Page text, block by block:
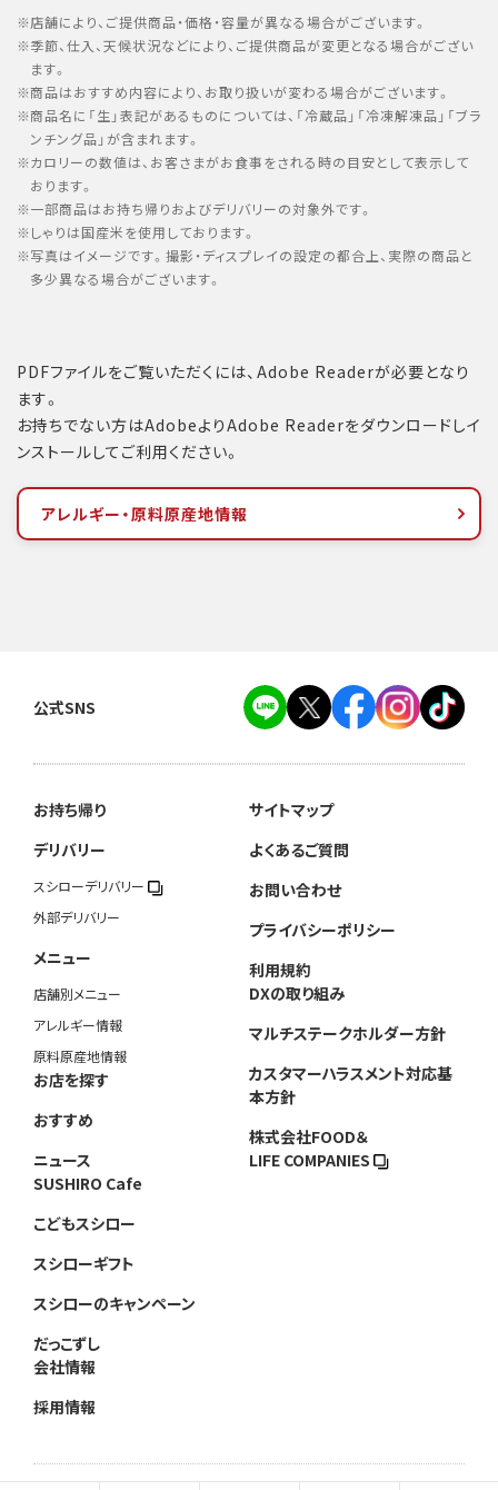
店舗により、ご提供商品・価格・容量が異なる場合がございます。
季節、仕入、天候状況などにより、ご提供商品が変更となる場合がござい
ます。
商品はおすすめ内容により、お取り扱いが変わる場合がございます。
商品名に「生」表記があるものについては、「冷蔵品」「冷凍解凍品」「ブラ
ンチング品」が含まれます。
カロリーの数値は、お客さまがお食事をされる時の目安として表示して
おります。
一部商品はお持ち帰りおよびデリバリーの対象外です。
しゃりは国産米を使用しております。
写真はイメージです。撮影・ディスプレイの設定の都合上、実際の商品と
多少異なる場合がございます。
PDFファイルをご覧いただくには、Adobe Readerが必要となり
ます。
お持ちでない方はAdobeよりAdobe Readerをダウンロードしイ
ンストールしてご利用ください。
アレルギー・原料原産地情報
公式SNS
お持ち帰り
デリバリー
スシローデリバリー
外部デリバリー
メニュー
店舗別メニュー
アレルギー情報
原料原産地情報
お店を探す
おすすめ
ニュース
SUSHIRO Cafe
こどもスシロー
スシローギフト
スシローのキャンペーン
だっこずし
会社情報
採用情報
サイトマップ
よくあるご質問
お問い合わせ
プライバシーポリシー
利用規約
DXの取り組み
マルチステークホルダー方針
カスタマーハラスメント対応基
本方針
株式会社FOOD＆
LIFE COMPANIES